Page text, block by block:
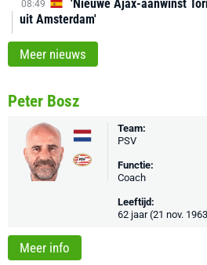
08:49
'Nieuwe Ajax-aanwinst
uit Amsterdam'
Meer nieuws
Peter Bosz
Team:
PSV
Functie:
Coach
Leeftijd:
62 jaar (21 nov.
Meer info